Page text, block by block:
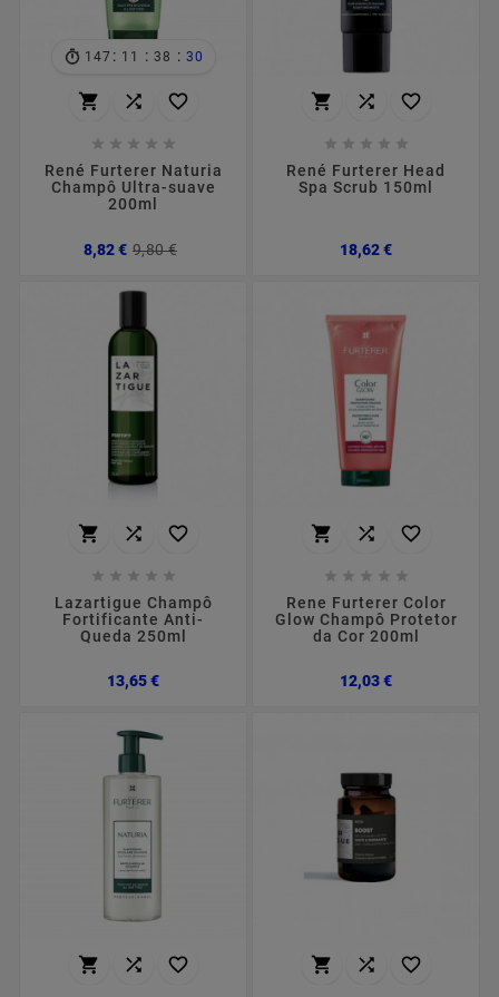
147 : 11 : 38 : 28
  
    
René Furterer Naturia
Champô Ultra-suave
200ml
8,82 € 9,80 €
  
    
René Furterer Head
Spa Scrub 150ml
18,62 €Preço
  
    
Lazartigue Champô
Fortificante Anti-
Queda 250ml
13,65 €Preço
  
    
Rene Furterer Color
Glow Champô Protetor
da Cor 200ml
12,03 €Preço
     